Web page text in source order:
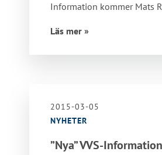
Information kommer Mats
Läs mer »
2015-03-05
NYHETER
”Nya” VVS-